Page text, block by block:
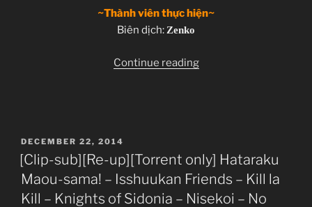
~Thành viên thực hiện~
Biên dịch:Zenko
Continue reading“Nisekoi
POSTED
ON
DECEMBER 22, 2014
[Clip-sub][Re-up][Torrent only] Hataraku
Maou-sama! – Isshuukan Friends – Kill la
Kill – Knights of Sidonia – Nisekoi – No